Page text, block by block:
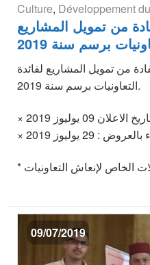
Culture, Développement
من تمويل المشاريع
برسم سنة 2019
من تمويل المشاريع لفائدة
التعاونيات برسم سنة 2019.
الخاص لإنعاش التعاونيات
09/07/2019